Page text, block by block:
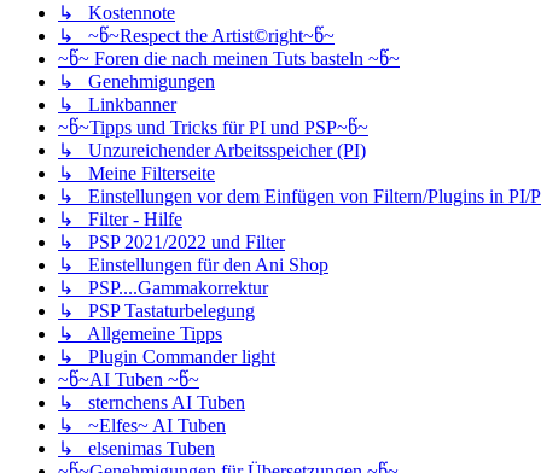
↳ Kostennote
↳ ~წ~Respect the Artist©right~წ~
~წ~ Foren die nach meinen Tuts basteln ~წ~
↳ Genehmigungen
↳ Linkbanner
~წ~Tipps und Tricks für PI und PSP~წ~
↳ Unzureichender Arbeitsspeicher (PI)
↳ Meine Filterseite
↳ Einstellungen vor dem Einfügen von Filtern/Plugins in PI/
↳ Filter - Hilfe
↳ PSP 2021/2022 und Filter
↳ Einstellungen für den Ani Shop
↳ PSP....Gammakorrektur
↳ PSP Tastaturbelegung
↳ Allgemeine Tipps
↳ Plugin Commander light
~წ~AI Tuben ~წ~
↳ sternchens AI Tuben
↳ ~Elfes~ AI Tuben
↳ elsenimas Tuben